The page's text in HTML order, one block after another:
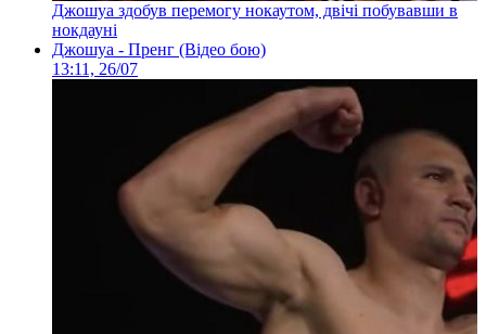
Джошуа здобув перемогу нокаутом, двічі побувавши в
нокдауні
Джошуа - Пренг (Відео бою)
13:11, 26/07